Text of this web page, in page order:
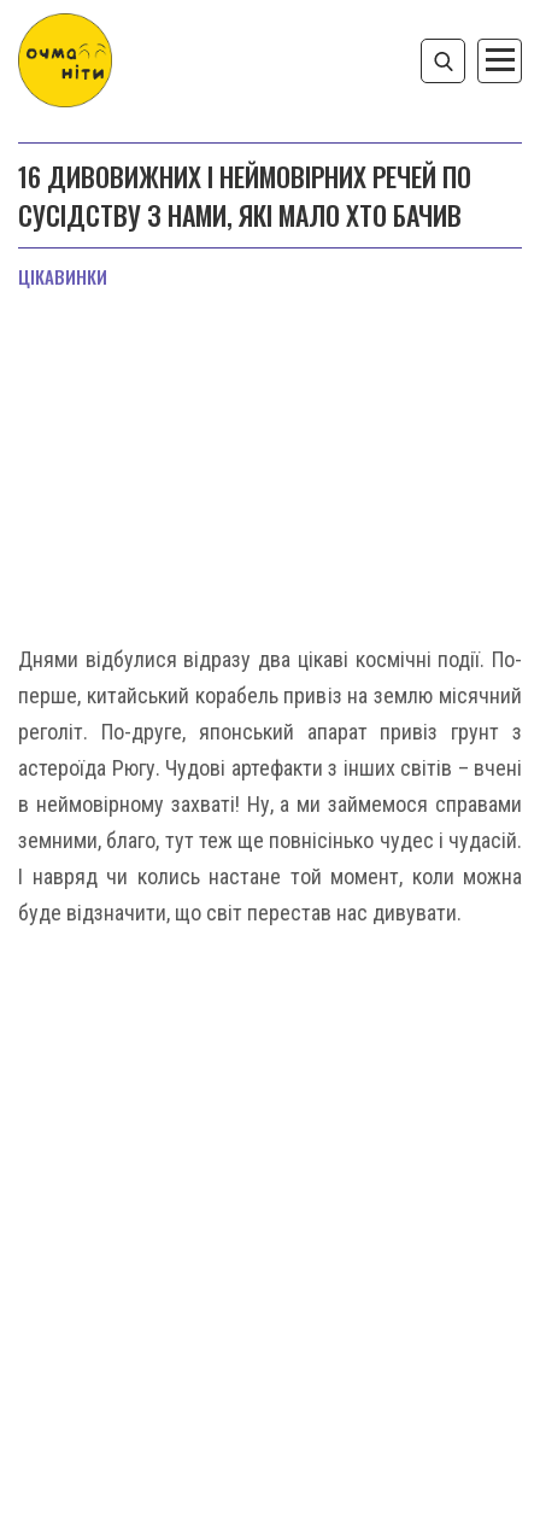
16 ДИВОВИЖНИХ І НЕЙМОВІРНИХ РЕЧЕЙ ПО
СУСІДСТВУ З НАМИ, ЯКІ МАЛО ХТО БАЧИВ
ЦІКАВИНКИ
Днями відбулися відразу два цікаві космічні події. По-
перше, китайський корабель привіз на землю місячний
реголіт. По-друге, японський апарат привіз грунт з
астероїда Рюгу. Чудові артефакти з інших світів – вчені
в неймовірному захваті! Ну, а ми займемося справами
земними, благо, тут теж ще повнісінько чудес і чудасій.
І навряд чи колись настане той момент, коли можна
буде відзначити, що світ перестав нас дивувати.